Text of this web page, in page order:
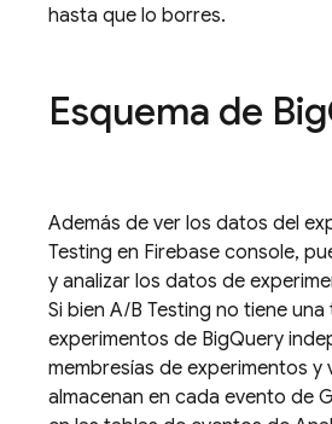
hasta que lo borres.
Esquema de Big
Además de ver los datos del
Testing en Firebase console,
y analizar los datos de
Si bien A/B Testing no tiene una
experimentos de BigQuery
membresías de experimentos y
almacenan en cada evento de